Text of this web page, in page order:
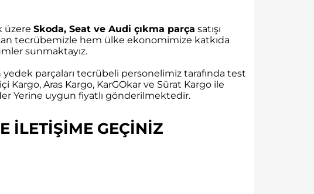
üzere Skoda, Seat ve Audi çıkma parça satışı
tecrübemizle hem ülke ekonomimize katkıda
sunmaktayız.
parçaları tecrübeli personelimiz tarafında test
Aras Kargo, KarGOkar ve Sürat Kargo ile
Yerine uygun fiyatlı gönderilmektedir.
İLETİŞİME GEÇİNİZ​